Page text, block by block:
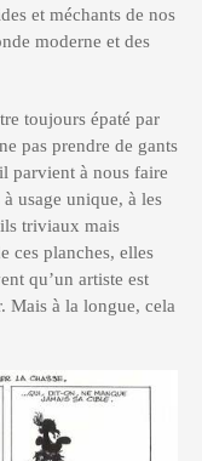
et méchants de nos
moderne et des
toujours épaté par
pas prendre de gants
parvient à nous faire
usage unique, à les
triviaux mais
ces planches, elles
qu’un artiste est
Mais à la longue, cela